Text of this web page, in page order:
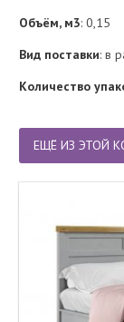
Объём, м3: 0,15
Вид поставки: в
Количество
ЕЩЁ ИЗ ЭТОЙ